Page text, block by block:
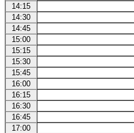
14:15
14:30
14:45
15:00
15:15
15:30
15:45
16:00
16:15
16:30
16:45
17:00